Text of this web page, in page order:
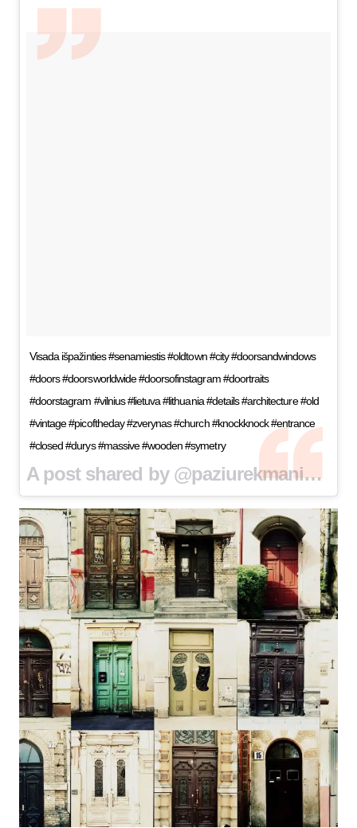
Visada išpažinties #senamiestis #oldtown #city #doorsandwindows
#doors #doorsworldwide #doorsofinstagram #doortraits
#doorstagram #vilnius #lietuva #lithuania #details #architecture #old
#vintage #picoftheday #zverynas #church #knockknock #entrance
#closed #durys #massive #wooden #symetry
A post shared by @paziurekmaniduris on